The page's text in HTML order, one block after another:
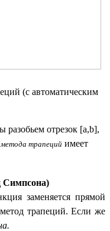
(с автоматическим
разобьем отрезок [a,b],
метода трапеций имеет
Симпсона)
заменяется прямой
трапеций. Если же